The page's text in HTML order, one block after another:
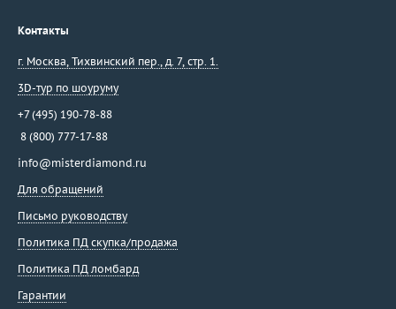
Контакты
г. Москва Тихвинский пер., д. 7, стр. 1.
3D-тур по шоуруму
+7 (495) 190-78-88
8 (800) 777-17-88
info@misterdiamond.ru
Для обращений
Письмо руководству
Политика ПД скупка/продажа
Политика ПД ломбард
Гарантии